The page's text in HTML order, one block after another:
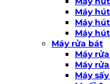
Máy
Máy
Máy
Máy rửa bát
Máy
Máy
Máy